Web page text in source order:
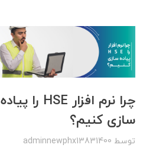
چرا نرم‌ افزار HSE را پیاده‌
سازی کنیم؟
توسط adminnewphx13831400